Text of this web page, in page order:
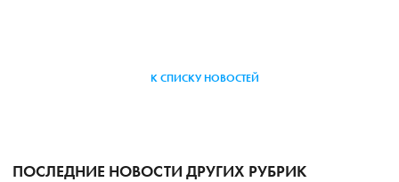
К СПИСКУ НОВОСТЕЙ
ПОСЛЕДНИЕ НОВОСТИ ДРУГИХ РУБРИК